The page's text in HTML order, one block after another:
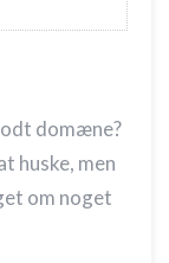
domæne?
huske, men
om noget